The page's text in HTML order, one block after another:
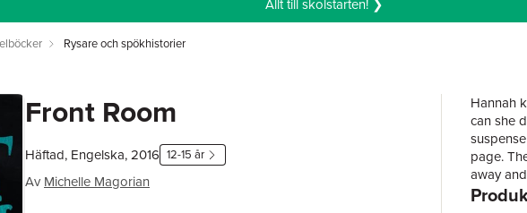
Allt till skolstarten! ❯
Rysare och spökhistorier
Front Room
Häftad, Engelska, 2016 12-15 år
Av Michelle Magorian
Hannah
can she
page.
away
listless